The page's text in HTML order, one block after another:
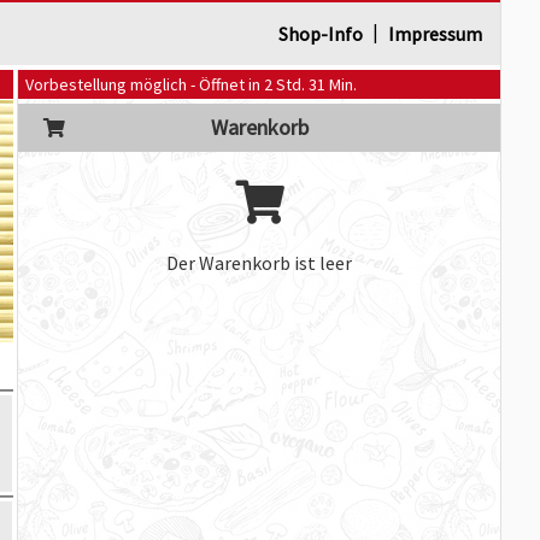
Shop-Info | Impressum
Vorbestellung möglich - Öffnet in 2 Std. 31 Min.
Warenkorb
Der Warenkorb ist leer